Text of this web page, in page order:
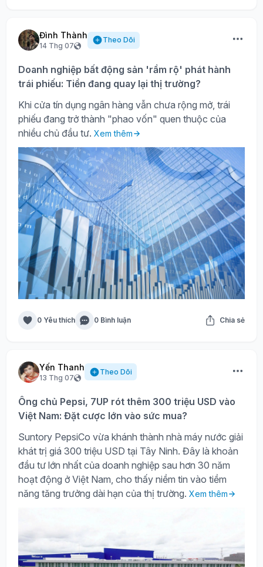
Đình Thành
14 Thg 07
Theo Dõi
Doanh nghiệp bất động sản 'rầm rộ' phát hành
trái phiếu: Tiền đang quay lại thị trường?
Khi cửa tín dụng ngân hàng vẫn chưa rộng mở, trái
phiếu đang trở thành "phao vốn" quen thuộc của
nhiều chủ đầu tư. Xem thêm
0 Yêu thích 0 Bình luận Chia sẻ
Yến Thanh
13 Thg 07
Theo Dõi
Ông chủ Pepsi, 7UP rót thêm 300 triệu USD vào
Việt Nam: Đặt cược lớn vào sức mua?
Suntory PepsiCo vừa khánh thành nhà máy nước giải
khát trị giá 300 triệu USD tại Tây Ninh. Đây là khoản
đầu tư lớn nhất của doanh nghiệp sau hơn 30 năm
hoạt động ở Việt Nam, cho thấy niềm tin vào tiềm
năng tăng trưởng dài hạn của thị trường. Xem thêm